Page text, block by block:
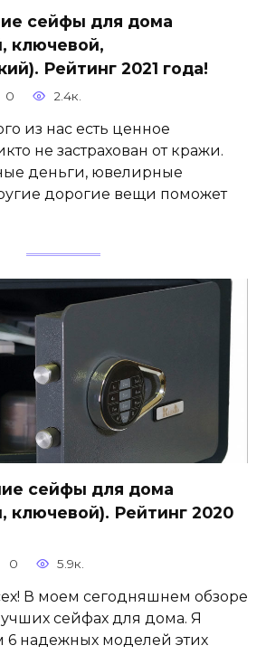
сейфы для дома
ключевой,
Рейтинг 2021 года!
0 2.4к.
из нас есть ценное
не застрахован от кражи.
деньги, ювелирные
дорогие вещи поможет
сейфы для дома
ключевой). Рейтинг 2020
0 5.9к.
В моем сегодняшнем обзоре
сейфах для дома. Я
6 надежных моделей этих